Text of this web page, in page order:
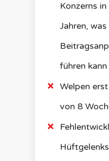
Konzerns
Jahren,
führen kann
Welpen
von 8